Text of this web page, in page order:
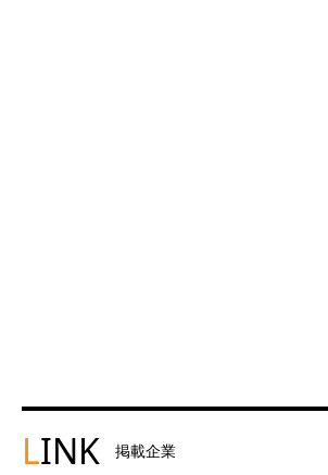
LINK 掲載企業